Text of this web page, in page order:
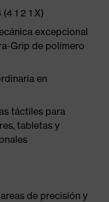
1 2 1 X)
excepcional
Grip de polímero
en
táctiles para
tabletas y
de precisión y